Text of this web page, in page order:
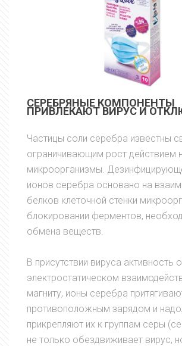
СЕРЕБРЯНЫЕ КОМПОНЕНТЫ
ПРИВЛЕКАЮТ ВИРУС И
Частицы соли серебра известны
ограничивающим рост действием
микроорганизмы.
ионов серебра основано на
белков клеточной стенки
блокировании ферментов,
обмена веществ.
В присутствии вируса активность
электростатическом
магниту, ионы серебра
противоположным зарядом и
прикрепляют их к группам серы
не только обездвиживает вирус,